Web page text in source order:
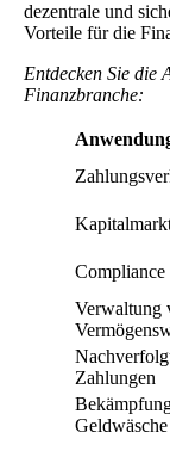
dezentrale und
Vorteile für die
Entdecken Sie die
Finanzbranche:
Compliance
Verwaltung
Zahlungen
Geldwäsche